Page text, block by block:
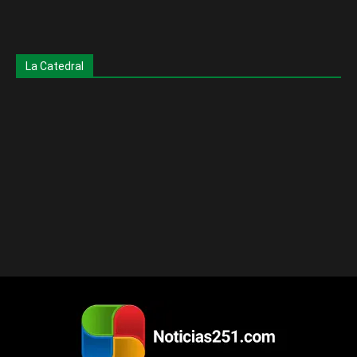
La Catedral